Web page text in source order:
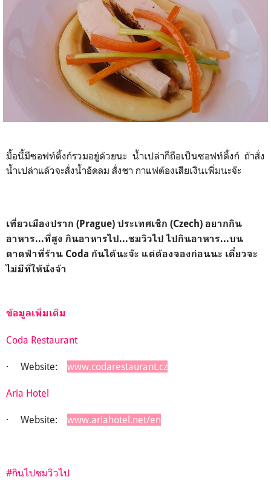
มื้อนี้มีซอฟท์ดิ้งก์รวมอยู่ด้วยนะ น้ำเปล่าก็ถือเป็นซอฟท์ดิ้งก์ ถ้าสั่ง
น้ำเปล่าแล้วจะสั่งน้ำอัดลม สั่งชา กาแฟต้องเสียเงินเพิ่มนะจ๊ะ
เที่ยวเมืองปราก (Prague) ประเทศเช็ก (Czech) อยากกิน
อาหาร...ที่สูง กินอาหารไป...ชมวิวไป ไปกินอาหาร...บน
ดาดฟ้าที่ร้าน Coda กันได้นะจ๊ะ แต่ต้องจองก่อนนะ เดี๋ยวจะ
ไม่มีที่ให้นั่งจ้า
ข้อมูลเพิ่มเติม
Coda Restaurant
· Website: www.codarestaurant.cz
Aria Hotel
· Website: www.ariahotel.net/en
#กินไปชมวิวไป